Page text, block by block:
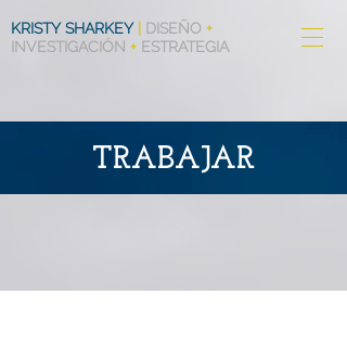
KRISTY SHARKEY DISEÑO +
INVESTIGACIÓN + ESTRATEGIA
TRABAJAR